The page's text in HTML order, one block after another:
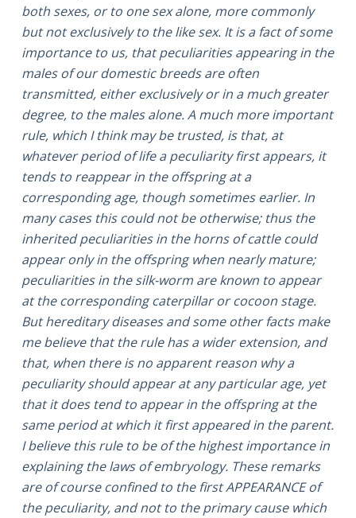
both sexes, or to one sex alone, more commonly
but not exclusively to the like sex. It is a fact of some
importance to us, that peculiarities appearing in the
males of our domestic breeds are often
transmitted, either exclusively or in a much greater
degree, to the males alone. A much more important
rule, which I think may be trusted, is that, at
whatever period of life a peculiarity first appears, it
tends to reappear in the offspring at a
corresponding age, though sometimes earlier. In
many cases this could not be otherwise; thus the
inherited peculiarities in the horns of cattle could
appear only in the offspring when nearly mature;
peculiarities in the silk-worm are known to appear
at the corresponding caterpillar or cocoon stage.
But hereditary diseases and some other facts make
me believe that the rule has a wider extension, and
that, when there is no apparent reason why a
peculiarity should appear at any particular age, yet
that it does tend to appear in the offspring at the
same period at which it first appeared in the parent.
I believe this rule to be of the highest importance in
explaining the laws of embryology. These remarks
are of course confined to the first APPEARANCE of
the peculiarity, and not to the primary cause which